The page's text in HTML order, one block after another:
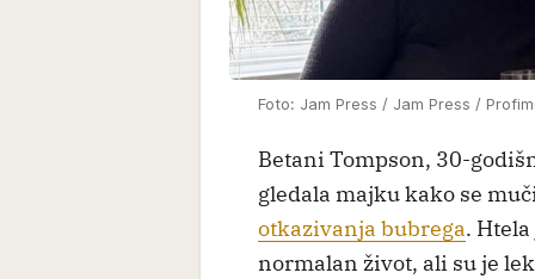
Foto: Jam Press / Jam Press /
Betani Tompson, 30-
gledala majku kako se
otkazivanja bubrega.
normalan život, ali su je